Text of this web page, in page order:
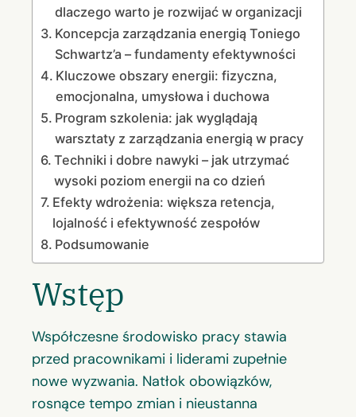
dlaczego warto je rozwijać w organizacji
Koncepcja zarządzania energią Toniego
Schwartz’a – fundamenty efektywności
Kluczowe obszary energii: fizyczna,
emocjonalna, umysłowa i duchowa
Program szkolenia: jak wyglądają
warsztaty z zarządzania energią w pracy
Techniki i dobre nawyki – jak utrzymać
wysoki poziom energii na co dzień
Efekty wdrożenia: większa retencja,
lojalność i efektywność zespołów
Podsumowanie
Wstęp
Współczesne środowisko pracy stawia
przed pracownikami i liderami zupełnie
nowe wyzwania. Natłok obowiązków,
rosnące tempo zmian i nieustanna